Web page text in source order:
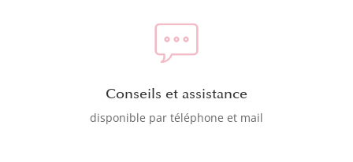
Conseils et assistance
disponible par téléphone et mail